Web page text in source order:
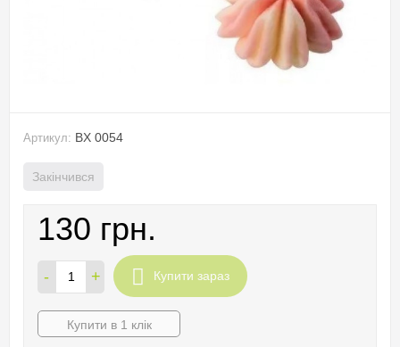
Артикул: BX 0054
Закінчився
130 грн.
- + Купити зараз
Купити в 1 клік